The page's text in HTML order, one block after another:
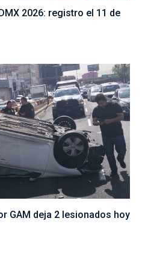
2026: registro el 11 de
GAM deja 2 lesionados hoy